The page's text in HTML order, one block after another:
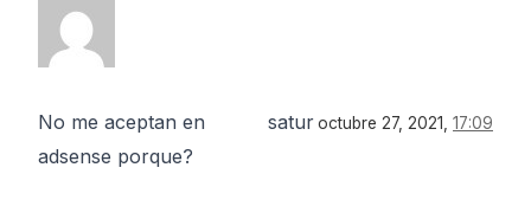
saturoctubre 27, 2021, 17:09
No me aceptan en
adsense porque?